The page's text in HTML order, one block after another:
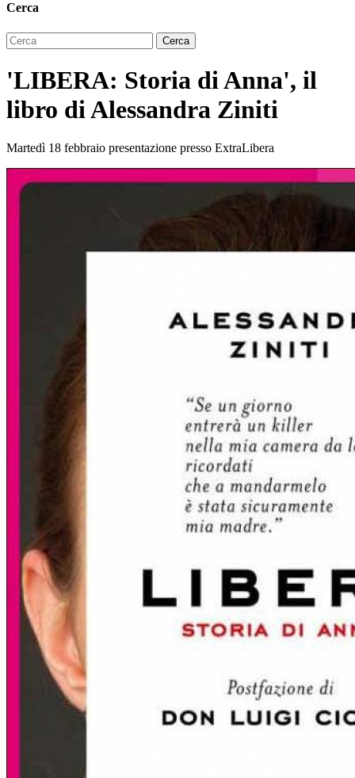
Cerca
'LIBERA: Storia di Anna', il
libro di Alessandra Ziniti
Martedì 18 febbraio presentazione presso ExtraLibera